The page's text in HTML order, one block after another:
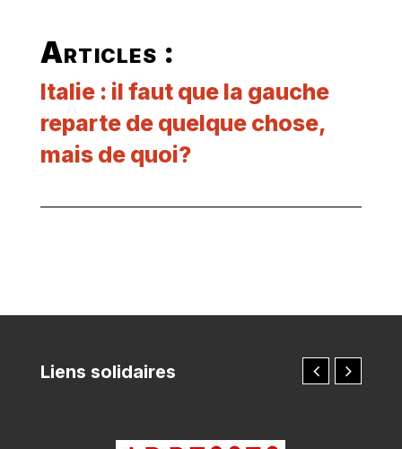
Articles :
Italie : il faut que la gauche
reparte de quelque chose,
mais de quoi?
Liens solidaires